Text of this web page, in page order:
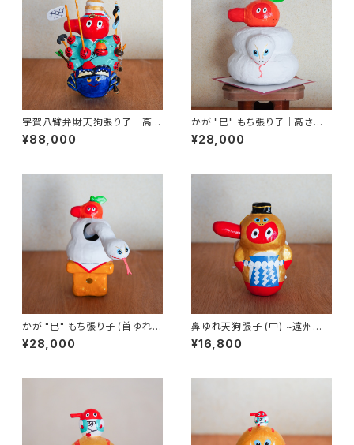
宇賀八臂弁財天狗張り子｜高さ
約24cm
¥88,000
かが "巳" もち張り子｜高さ約2
5cm
¥28,000
かが "巳" もち張り子 (首ゆれ)
｜高さ約22cm
¥28,000
鼻ゆれ天狗張子 (中) ~遠州十
二支の巳「浜名湖の金蛇」~｜高
さ約15cm
¥16,800